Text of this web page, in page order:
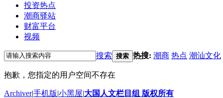
投资热点
潮商驿站
财富平台
视频
搜索 搜索 热搜: 潮商 热点 潮汕文化
抱歉，您指定的用户空间不存在
Archiver|手机版|小黑屋|大国人文栏目组 版权所有